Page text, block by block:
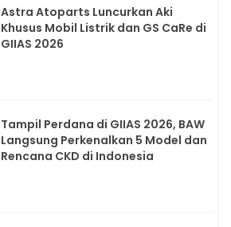
Astra Atoparts Luncurkan Aki
Khusus Mobil Listrik dan GS CaRe di
GIIAS 2026
Tampil Perdana di GIIAS 2026, BAW
Langsung Perkenalkan 5 Model dan
Rencana CKD di Indonesia